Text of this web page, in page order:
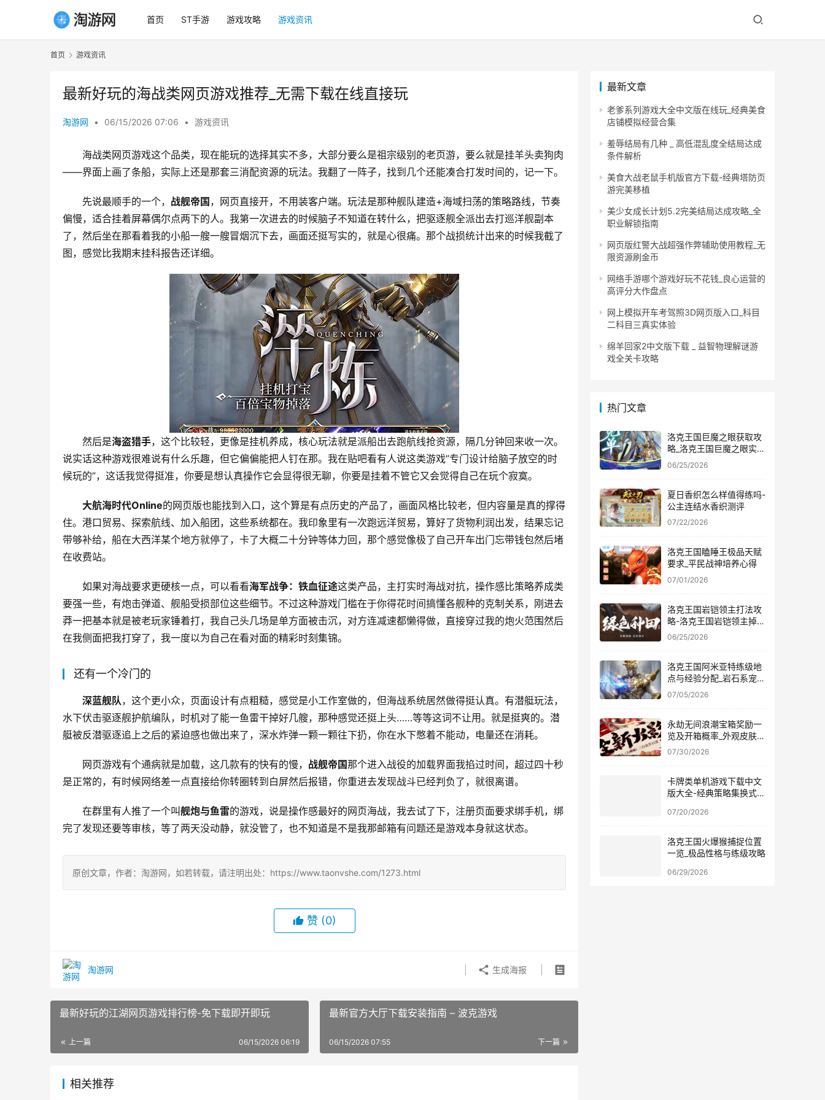
首页 ST手游 游戏攻略 游戏资讯
首页 游戏资讯
最新好玩的海战类网页游戏推荐_无需下载在线直接玩
淘游网 • 06/15/2026 07:06 • 游戏资讯
海战类网页游戏这个品类，现在能玩的选择其实不多，大部分要么是祖宗级别的老页游，要么就是挂羊头卖狗肉
——界面上画了条船，实际上还是那套三消配资源的玩法。我翻了一阵子，找到几个还能凑合打发时间的，记一下。
先说最顺手的一个， 战舰帝国 ，网页直接开，不用装客户端。玩法是那种舰队建造+海域扫荡的策略路线，节奏
偏慢，适合挂着屏幕偶尔点两下的人。我第一次进去的时候脑子不知道在转什么，把驱逐舰全派出去打巡洋舰副本
了，然后坐在那看着我的小船一艘一艘冒烟沉下去，画面还挺写实的，就是心很痛。那个战损统计出来的时候我截了
图，感觉比我期末挂科报告还详细。
然后是海盗猎手，这个比较轻，更像是挂机养成，核心玩法就是派船出去跑航线抢资源，隔几分钟回来收一次。
说实话这种游戏很难说有什么乐趣，但它偏偏能把人钉在那。我在贴吧看有人说这类游戏”专门设计给脑子放空的时
候玩的”，这话我觉得挺准，你要是想认真操作它会显得很无聊，你要是挂着不管它又会觉得自己在玩个寂寞。
大航海时代Online的网页版也能找到入口，这个算是有点历史的产品了，画面风格比较老，但内容量是真的撑得
住。港口贸易、探索航线、加入船团，这些系统都在。我印象里有一次跑远洋贸易，算好了货物利润出发，结果忘记
带够补给，船在大西洋某个地方就停了，卡了大概二十分钟等体力回，那个感觉像极了自己开车出门忘带钱包然后堵
在收费站。
如果对海战要求更硬核一点，可以看看海军战争：铁血征途这类产品，主打实时海战对抗，操作感比策略养成类
要强一些，有炮击弹道、舰船受损部位这些细节。不过这种游戏门槛在于你得花时间搞懂各舰种的克制关系，刚进去
莽一把基本就是被老玩家锤着打，我自己头几场是单方面被击沉，对方连减速都懒得做，直接穿过我的炮火范围然后
在我侧面把我打穿了，我一度以为自己在看对面的精彩时刻集锦。
还有一个冷门的
深蓝舰队，这个更小众，页面设计有点粗糙，感觉是小工作室做的，但海战系统居然做得挺认真。有潜艇玩法，
水下伏击驱逐舰护航编队，时机对了能一鱼雷干掉好几艘，那种感觉还挺上头……等等这词不让用。就是挺爽的。潜
艇被反潜驱逐追上之后的紧迫感也做出来了，深水炸弹一颗一颗往下扔，你在水下憋着不能动，电量还在消耗。
网页游戏有个通病就是加载，这几款有的快有的慢， 战舰帝国那个进入战役的加载界面我掐过时间，超过四十秒
是正常的，有时候网络差一点直接给你转圈转到白屏然后报错，你重进去发现战斗已经判负了，就很离谱。
在群里有人推了一个叫舰炮与鱼雷的游戏，说是操作感最好的网页海战，我去试了下，注册页面要求绑手机，绑
完了发现还要等审核，等了两天没动静，就没管了，也不知道是不是我那邮箱有问题还是游戏本身就这状态。
原创文章，作者：淘游网，如若转载，请注明出处：https://www.taonvshe.com/1273.html
赞 (0)
淘游网 生成海报
最新好玩的江湖网页游戏排行榜-免下载即开即玩
上一篇 06/15/2026 06:19
最新官方大厅下载安装指南 – 波克游戏
下一篇
06/15/2026 07:55
相关推荐
最新文章
老爹系列游戏大全中文版在线玩_经典美食
店铺模拟经营合集
羞辱结局有几种 _ 高低混乱度全结局达成
条件解析
美食大战老鼠手机版官方下载-经典塔防页
游完美移植
美少女成长计划5.2完美结局达成攻略_全
职业解锁指南
网页版红警大战超强作弊辅助使用教程_无
限资源刷金币
网络手游哪个游戏好玩不花钱_良心运营的
高评分大作盘点
网上模拟开车考驾照3D网页版入口_科目
二科目三真实体验
绵羊回家2中文版下载 _ 益智物理解谜游
戏全关卡攻略
热门文章
洛克王国巨魔之眼获取攻
略_洛克王国巨魔之眼实战
效果评测
06/25/2026
夏日香织怎么样值得练吗-
公主连结水香织测评
07/22/2026
洛克王国瞌睡王极品天赋
要求_平民战神培养心得
07/01/2026
洛克王国岩铠领主打法攻
略-洛克王国岩铠领主掉落
奖励一览
06/25/2026
洛克王国阿米亚特练级地
点与经验分配_岩石系宠物
培养指南
07/05/2026
永劫无间浪潮宝箱奖励一
览及开箱概率_外观皮肤大
全
07/30/2026
卡牌类单机游戏下载中文
版大全-经典策略集换式卡
07/20/2026
洛克王国火爆猴捕捉位置
一览_极品性格与练级攻略
06/29/2026